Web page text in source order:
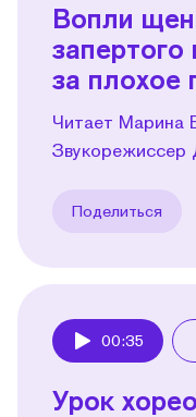
Вопли
за плохое
Читает Марина
Звукорежиссер
Поделиться
00:35
Урок